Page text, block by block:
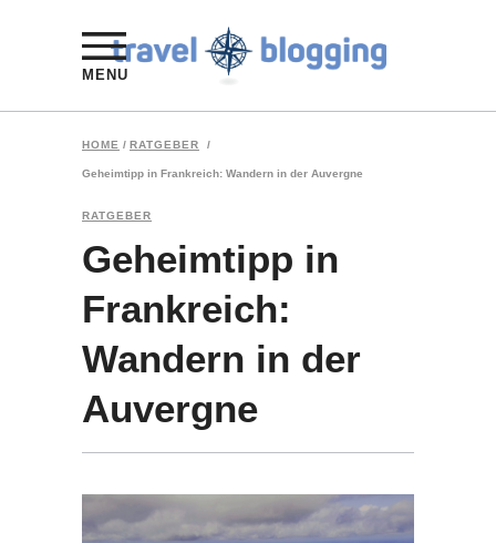
MENU
HOME / RATGEBER /
Geheimtipp in Frankreich: Wandern in der Auvergne
RATGEBER
Geheimtipp in
Frankreich:
Wandern in der
Auvergne